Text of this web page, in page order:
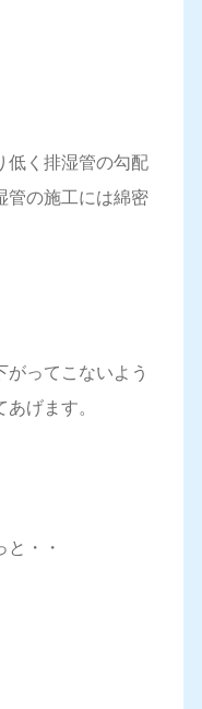
低く排湿管の勾配
管の施工には綿密
ってこないよう
げます。
・・